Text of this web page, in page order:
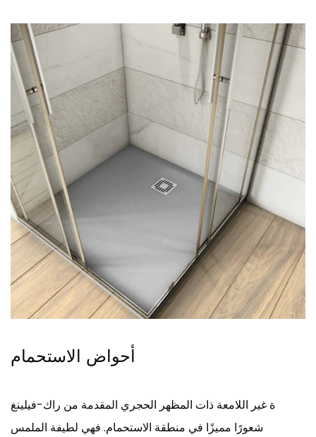
أحواض الاستحمام
ة غير اللامعة ذات المظهر الحجري المقدمة من راك-فيلينغ
شعورًا مميزًا في منطقة الاستحمام. فهي لطيفة الملمس